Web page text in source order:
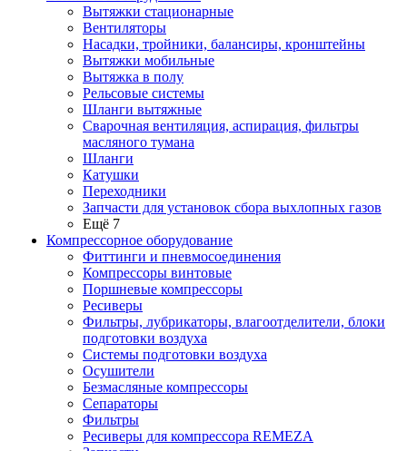
Вытяжки стационарные
Вентиляторы
Насадки, тройники, балансиры, кронштейны
Вытяжки мобильные
Вытяжка в полу
Рельсовые системы
Шланги вытяжные
Сварочная вентиляция, аспирация, фильтры
масляного тумана
Шланги
Катушки
Переходники
Запчасти для установок сбора выхлопных газов
Ещё 7
Компрессорное оборудование
Фиттинги и пневмосоединения
Компрессоры винтовые
Поршневые компрессоры
Ресиверы
Фильтры, лубрикаторы, влагоотделители, блоки
подготовки воздуха
Системы подготовки воздуха
Осушители
Безмасляные компрессоры
Сепараторы
Фильтры
Ресиверы для компрессора REMEZA